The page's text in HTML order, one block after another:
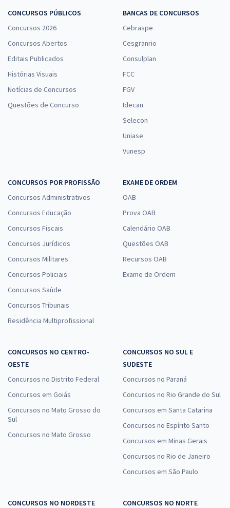
CONCURSOS PÚBLICOS
Concursos 2026
Concursos Abertos
Editais Publicados
Histórias Visuais
Notícias de Concursos
Questões de Concurso
BANCAS DE CONCURSOS
Cebraspe
Cesgranrio
Consulplan
FCC
FGV
Idecan
Selecon
Uniase
Vunesp
CONCURSOS POR PROFISSÃO
Concursos Administrativos
Concursos Educação
Concursos Fiscais
Concursos Jurídicos
Concursos Militares
Concursos Policiais
Concursos Saúde
Concursos Tribunais
Residência Multiprofissional
EXAME DE ORDEM
OAB
Prova OAB
Calendário OAB
Questões OAB
Recursos OAB
Exame de Ordem
CONCURSOS NO CENTRO-
OESTE
Concursos no Distrito Federal
Concursos em Goiás
Concursos no Mato Grosso do
Sul
Concursos no Mato Grosso
CONCURSOS NO SUL E
SUDESTE
Concursos no Paraná
Concursos no Rio Grande do Sul
Concursos em Santa Catarina
Concursos no Espírito Santo
Concursos em Minas Gerais
Concursos no Rio de Janeiro
Concursos em São Paulo
CONCURSOS NO NORDESTE
CONCURSOS NO NORTE